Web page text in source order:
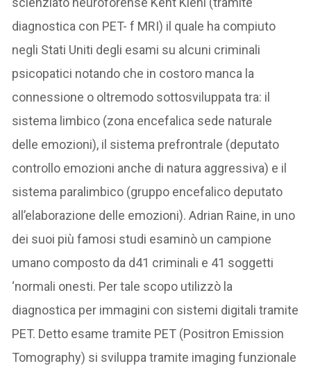
diagnostica con PET- f MRI) il quale ha compiuto
negli Stati Uniti degli esami su alcuni criminali
psicopatici notando che in costoro manca la
connessione o oltremodo sottosviluppata tra: il
sistema limbico (zona encefalica sede naturale
delle emozioni), il sistema prefrontrale (deputato
controllo emozioni anche di natura aggressiva) e il
sistema paralimbico (gruppo encefalico deputato
all’elaborazione delle emozioni). Adrian Raine, in uno
dei suoi più famosi studi esaminò un campione
umano composto da d41 criminali e 41 soggetti
‘normali onesti. Per tale scopo utilizzò la
diagnostica per immagini con sistemi digitali tramite
PET. Detto esame tramite PET (Positron Emission
Tomography) si sviluppa tramite imaging funzionale